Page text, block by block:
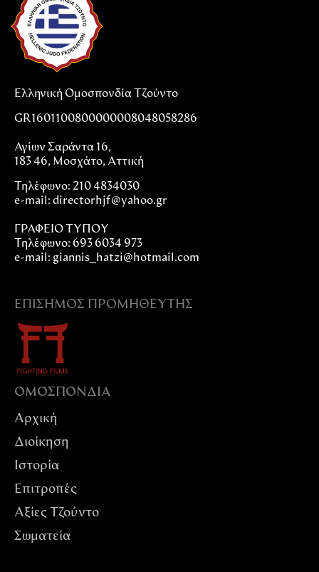
Ελληνική Ομοσπονδία Τζούντο
GR1601100800000008048058286
Αγίων Σαράντα 16,
183 46, Μοσχάτο, Αττική
Τηλέφωνο: 210 4834030
e-mail: directorhjf@yahoo.gr
ΓΡΑΦΕΙΟ ΤΥΠΟΥ
Τηλέφωνο: 693 6034 973
e-mail: giannis_hatzi@hotmail.com
ΕΠΊΣΗΜΟΣ ΠΡΟΜΗΘΕΥΤΉΣ
ΟΜΟΣΠΟΝΔIΑ
Αρχική
Διοίκηση
Ιστορία
Επιτροπές
Αξίες Tζούντο
Σωματεία